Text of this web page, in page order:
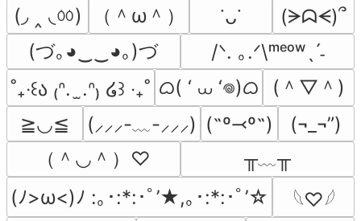
(◞ ‸ ◟ㆀ)
（＾ω＾） ˙ᴗ˙
(ᗒᗣᗕ)՞
(づ｡◕‿‿◕｡)づ
/ᐠ. ｡.ᐟ\ᵐᵉᵒʷˎˊ˗
˚₊‧꒰ა ₍ᐢ.  ̫.ᐢ₎ ໒꒱ ‧₊˚ ᜊ( ‘ ⩊ ‘𖦹)ᜊ
(＾▽＾)
≧◡≦
(⸝⸝⸝-﹏-⸝⸝⸝) (˶º⤙º˶)
(¬_¬”)
（＾◡＾）♡
╥﹏╥
(ﾉ>ω<)ﾉ :｡･:*:･ﾟ’★,｡･:*:･ﾟ’☆
𓆩♡𓆪